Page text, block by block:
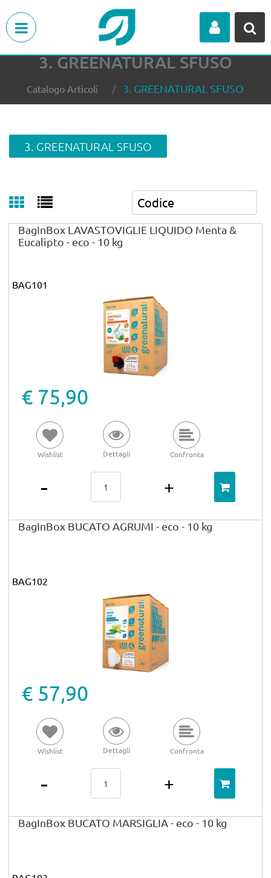
3. GREENATURAL SFUSO
Catalogo Articoli 3. GREENATURAL SFUSO
3. GREENATURAL SFUSO
BagInBox LAVASTOVIGLIE LIQUIDO Menta &
Eucalipto - eco - 10 kg
BAG101
€ 75,90
Wishlist Dettagli Confronta
BagInBox BUCATO AGRUMI - eco - 10 kg
BAG102
€ 57,90
Wishlist Dettagli Confronta
BagInBox BUCATO MARSIGLIA - eco - 10 kg